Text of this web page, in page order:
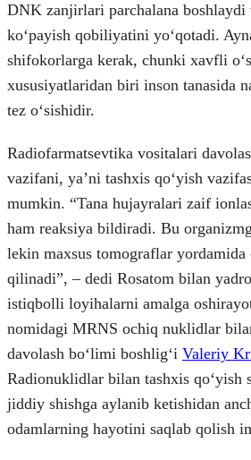
DNK zanjirlari parchalana boshlaydi
koʻpayish qobiliyatini yoʻqotadi.
shifokorlarga kerak, chunki xavfli
xususiyatlaridan biri inson tanasida
tez oʻsishidir.
Radiofarmatsevtika vositalari
vazifani, yaʼni tashxis qoʻyish
mumkin. “Tana hujayralari zaif
ham reaksiya bildiradi. Bu
lekin maxsus tomograflar yordamida
qilinadi”, – dedi Rosatom bilan
istiqbolli loyihalarni amalga
nomidagi MRNS ochiq nuklidlar
davolash boʻlimi boshligʻi Valeriy
Radionuklidlar bilan tashxis qoʻyish
jiddiy shishga aylanib ketishidan
odamlarning hayotini saqlab qolish